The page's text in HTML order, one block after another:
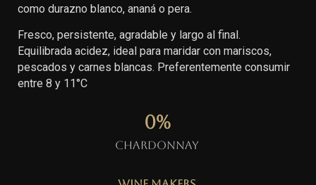
como durazno blanco, ananá o pera.
Fresco, persistente, agradable y largo al final.
Equilibrada acidez, ideal para maridar con mariscos,
pescados y carnes blancas. Preferentemente consumir
entre 8 y 11°C
Chardonnay
0%